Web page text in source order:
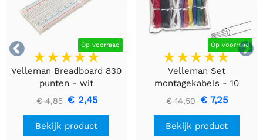

 Op voorraad
Velleman Breadboard 830
punten - wit
€ 4,85 € 2,45
Bekijk product
Op voorraad
Velleman Set
montagekabels - 10
kleuren - 60m - flexibele
kern (multi core)
€ 14,50 € 7,25
Bekijk product